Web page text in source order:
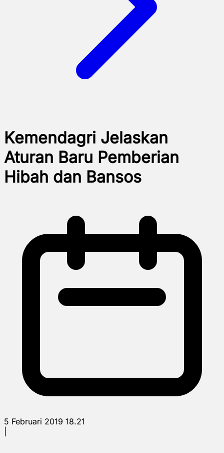
Kemendagri Jelaskan
Aturan Baru Pemberian
Hibah dan Bansos
5 Februari 2019 18.21